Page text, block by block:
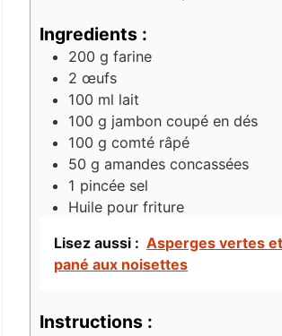
Ingredients :
200 g farine
2 œufs
100 ml lait
100 g jambon coupé en dés
100 g comté râpé
50 g amandes concassées
1 pincée sel
Huile pour friture
Lisez aussi : Asperges vertes
pané aux noisettes
Instructions :